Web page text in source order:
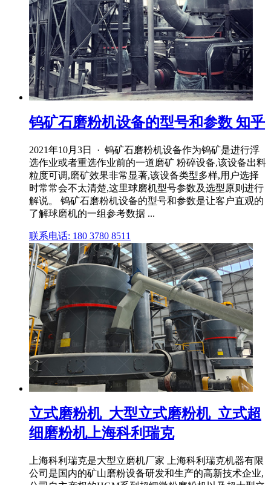
钨矿石磨粉机设备的型号和参数 知乎
2021年10月3日 · 钨矿石磨粉机设备作为钨矿是进行浮
选作业或者重选作业前的一道磨矿 粉碎设备,该设备出料
粒度可调,磨矿效果非常显著,该设备类型多样,用户选择
时常常会不太清楚,这里球磨机型号参数及选型原则进行
解说。 钨矿石磨粉机设备的型号和参数是让客户直观的
了解球磨机的一组参考数据 ...
联系电话: 180 3780 8511
立式磨粉机_大型立式磨粉机_立式超
细磨粉机上海科利瑞克
上海科利瑞克是大型立磨机厂家 上海科利瑞克机器有限
公司是国内的矿山磨粉设备研发和生产的高新技术企业,